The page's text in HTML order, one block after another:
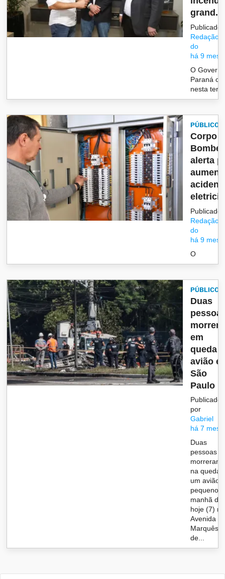
grand...
Publicado
Redação/
do
há 9
O
Paraná
nesta
PÚBLICO
Corpo
alerta
Publicado
Redação/
do
há 9
O
PÚBLICO
Duas
morrem
em
queda
avião
São
Paulo
Publicado
por
Gabriel
há 7
Duas
pessoas
morreram
na queda
um avião
pequeno
manhã de
hoje (7) na
Avenida
Marquês
de...